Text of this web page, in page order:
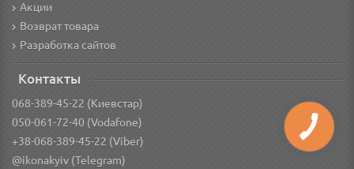
Акции
Возврат товара
Разработка сайтов
Контакты
068-389-45-22 (Киевстар)
050-061-72-40 (Vodafone)
+38-068-389-45-22 (Viber)
@ikonakyiv (Telegram)